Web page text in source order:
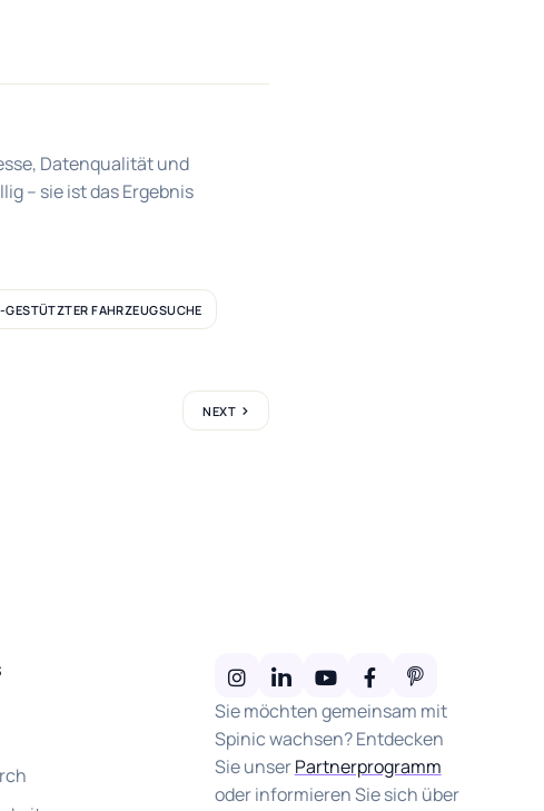
Datenqualität und
– sie ist das Ergebnis
GESTÜTZTER FAHRZEUGSUCHE
NEXT
Sie möchten gemeinsam mit
Spinic wachsen? Entdecken
Sie unserPartnerprogramm
oder informieren Sie sich über